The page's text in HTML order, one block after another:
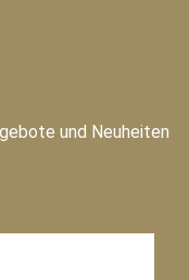
und Neuheiten